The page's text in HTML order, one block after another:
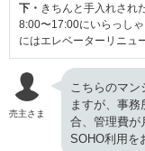
下・ きちんと手入れされ
8:00〜17:00にいらっし
にはエレベーターリニュ
売主さま
こちらのマ
ますが、事
合、管理費が
SOHO利用を